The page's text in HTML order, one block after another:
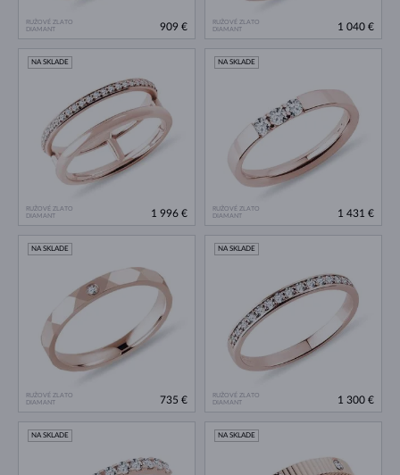
RUŽOVÉ ZLATO
DIAMANT
909 €
RUŽOVÉ ZLATO
DIAMANT
1 040 €
RUŽOVÉ ZLATO
DIAMANT
NA SKLADE
1 996 €
RUŽOVÉ ZLATO
DIAMANT
NA SKLADE
1 431 €
RUŽOVÉ ZLATO
DIAMANT
NA SKLADE
735 €
RUŽOVÉ ZLATO
DIAMANT
NA SKLADE
1 300 €
NA SKLADE NA SKLADE